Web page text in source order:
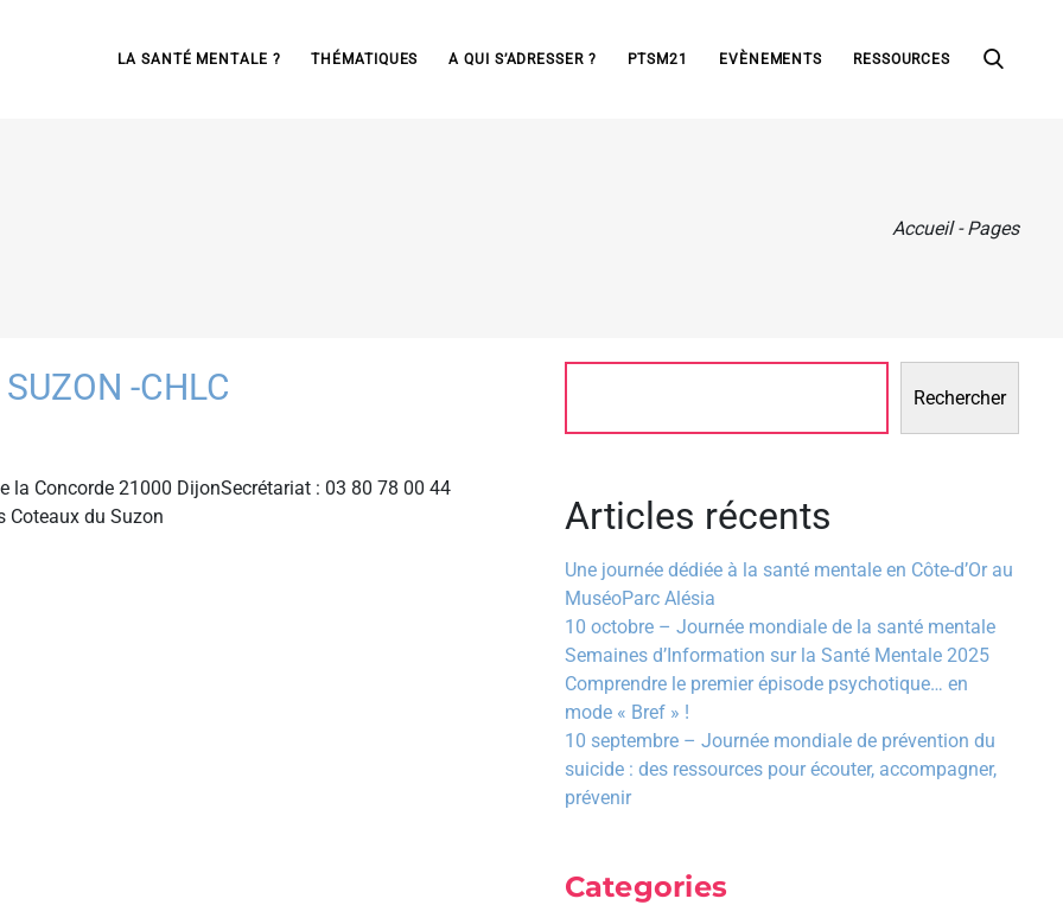
LA SANTÉ MENTALE ? THÉMATIQUES A QUI S’ADRESSER ? PTSM21 EVÈNEMENTS RESSOURCES
Accueil - Pages
-CHLC
la Concorde 21000 DijonSecrétariat : 03 80 78 00 44
Coteaux du Suzon
Rechercher
Articles récents
Une journée dédiée à la santé mentale en Côte-d’Or au
MuséoParc Alésia
10 octobre – Journée mondiale de la santé mentale
Semaines d’Information sur la Santé Mentale 2025
Comprendre le premier épisode psychotique… en
mode « Bref » !
10 septembre – Journée mondiale de prévention du
suicide : des ressources pour écouter, accompagner,
prévenir
Categories